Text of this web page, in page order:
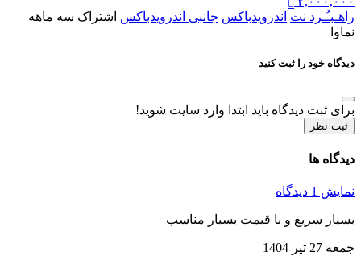
راهـبـُـرد نت اندرویدباکس جانبی اندرویدباکس اشتراک سه ماهه
نماوا
دیدگاه خود را ثبت کنید
برای ثبت دیدگاه باید ابتدا وارد سایت شوید!
ثبت نظر
دیدگاه ها
نمایش 1 دیدگاه
بسیار سریع و با قیمت بسیار مناسب
جمعه 27 تیر 1404